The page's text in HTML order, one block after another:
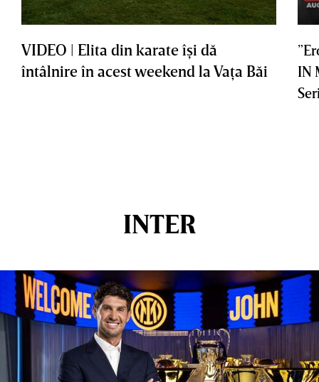
VIDEO | Elita din karate îşi dă
întâlnire în acest weekend la Vaţa Băi
IN
INTER